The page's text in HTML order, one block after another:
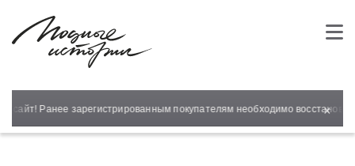
сайт! Ранее зарегистрированным покупателям необходимо ×